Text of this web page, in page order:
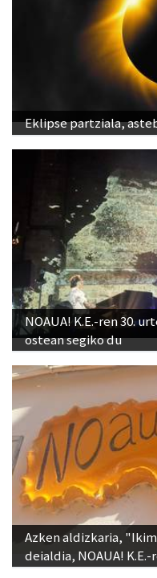
Eklipse partziala,
NOAUA! K.E.-ren 30.
ostean segiko du
Azken aldizkaria,
deialdia, NOAUA!